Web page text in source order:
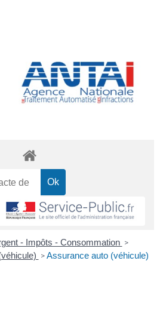
- Impôts - Consommation >
> Assurance auto (véhicule)